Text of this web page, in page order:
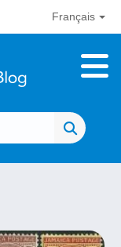
Français